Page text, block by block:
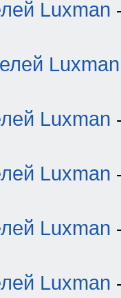
Luxman
Luxman
Luxman
Luxman
Luxman
Luxman